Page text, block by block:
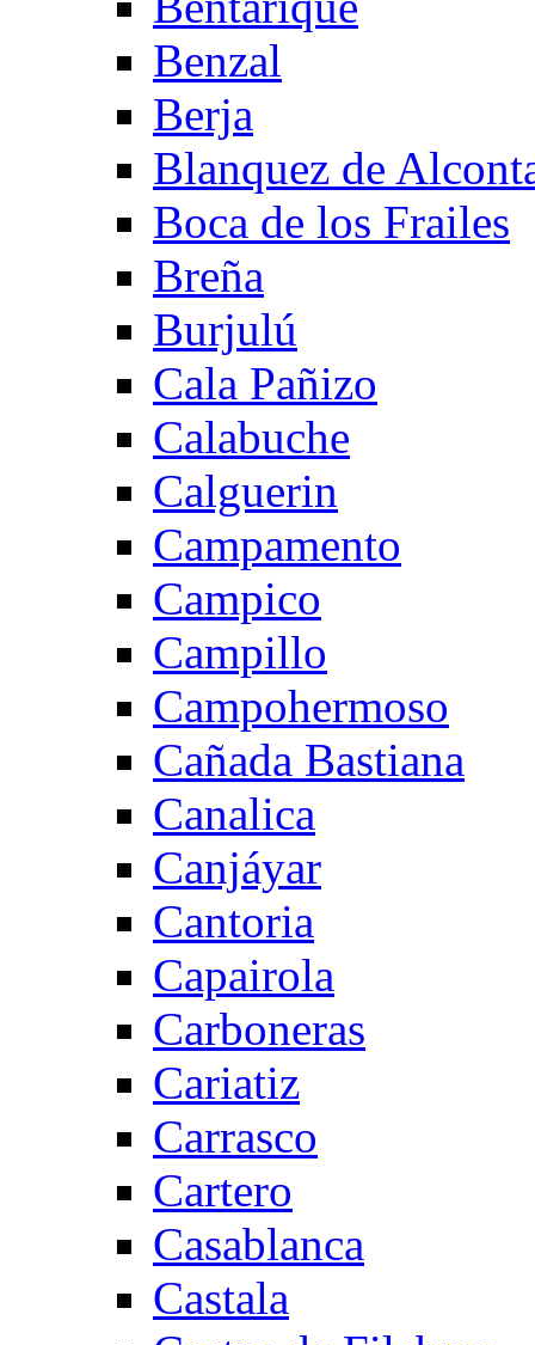
Benzal
Berja
Blanquez de
Boca de los Frailes
Breña
Burjulú
Cala Pañizo
Calabuche
Calguerin
Campamento
Campico
Campillo
Campohermoso
Cañada Bastiana
Canalica
Canjáyar
Cantoria
Capairola
Carboneras
Cariatiz
Carrasco
Cartero
Casablanca
Castala